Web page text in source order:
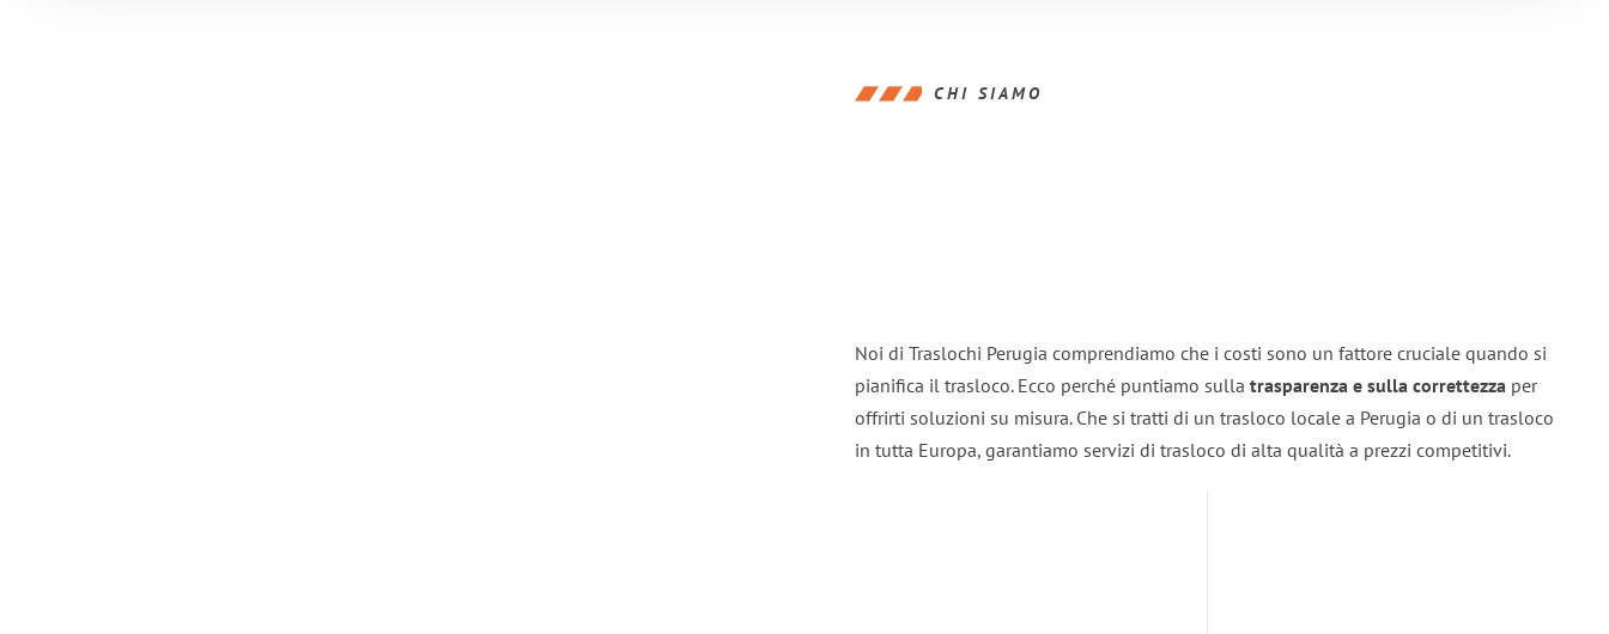
CHI SIAMO
Noi di Traslochi Perugia comprendiamo che i costi sono un fattore cruciale quando si
pianifica il trasloco. Ecco perché puntiamo sulla trasparenza e sulla correttezza per
offrirti soluzioni su misura. Che si tratti di un trasloco locale a Perugia o di un trasloco
in tutta Europa, garantiamo servizi di trasloco di alta qualità a prezzi competitivi.